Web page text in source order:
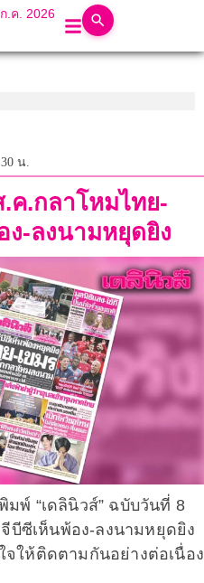
.ค. 2026
น.
.ค.กลาโหมไทย-
ง-ลงนามหยุดยิง
พ์ “เดลินิวส์” ฉบับวันที่ 8
บีซีเห็นพ้อง-ลงนามหยุดยิง
ให้ติดตามกันอย่างต่อเนื่อง